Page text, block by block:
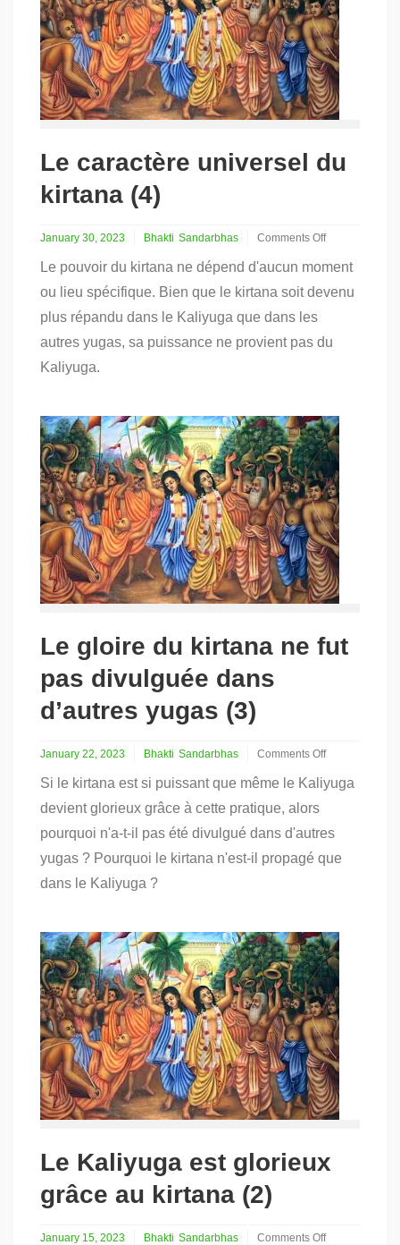
Le caractère universel du
kirtana (4)
January 30, 2023 Bhakti Sandarbhas
Comments Off
Le
caractère
universel
du
(4)
Le pouvoir du kirtana ne dépend d'aucun moment
ou lieu spécifique. Bien que le kirtana soit devenu
plus répandu dans le Kaliyuga que dans les
autres yugas, sa puissance ne provient pas du
Kaliyuga.
Le gloire du kirtana ne fut
pas divulguée dans
d’autres yugas (3)
January 22, 2023 Bhakti Sandarbhas
Comments Off
Le
du
kirtana
fut
d’autres
yugas
(3)
Si le kirtana est si puissant que même le Kaliyuga
devient glorieux grâce à cette pratique, alors
pourquoi n'a-t-il pas été divulgué dans d'autres
yugas ? Pourquoi le kirtana n'est-il propagé que
dans le Kaliyuga ?
Le Kaliyuga est glorieux
grâce au kirtana (2)
January 15, 2023 Bhakti Sandarbhas
Comments Off